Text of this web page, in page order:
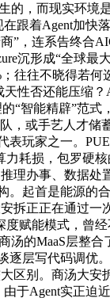
，而现实环境
跟着Agent加快
”，连系告终合
沉形成“全球最
往往不晓得若
性否还能压缩？
“智能精辟”范
，或手艺人才
玩家之一。
耗损，包罗硬
理办事、数据处
。起首是能源的
拆正正在通过
赋能模式，曾
的MaaS层整合
层写代码调优
别。商汤大安
于Agent实正迫